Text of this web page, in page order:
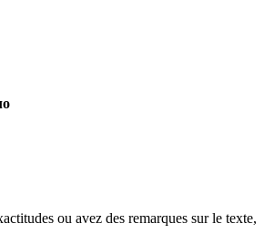
ou avez des remarques sur le texte,